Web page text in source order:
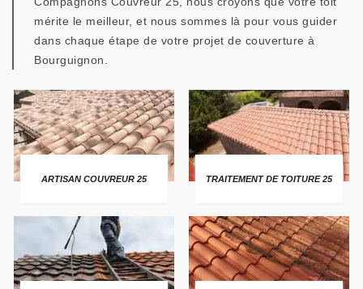
mérite le meilleur, et nous sommes là pour vous guider
dans chaque étape de votre projet de couverture à
Bourguignon.
ARTISAN COUVREUR 25 TRAITEMENT DE TOITURE 25